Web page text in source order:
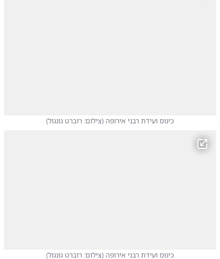
כינוס ועידת רבני אירופה (צילום: רוברט גונגול)
כינוס ועידת רבני אירופה (צילום: רוברט גונגול)